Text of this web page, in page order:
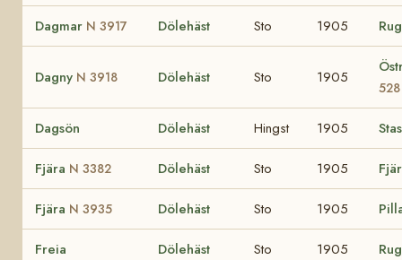
Dagmar N 3917 Dölehäst Sto 1905
Dagny N 3918 Dölehäst Sto 1905
528
Dagsön Dölehäst Hingst 1905
Fjära N 3382 Dölehäst Sto 1905
Fjära N 3935 Dölehäst Sto 1905
Freia Dölehäst Sto 1905